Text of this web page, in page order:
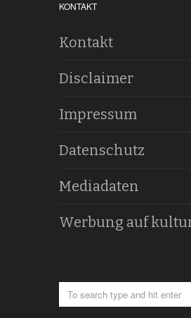
KONTAKT
Kontakt
Disclaimer
Impressum
Datenschutz
Mediadaten
Werbung auf